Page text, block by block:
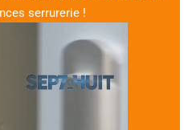
serrurerie !